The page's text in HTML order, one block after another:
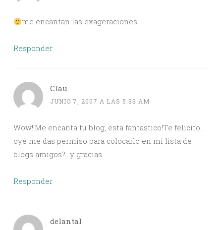
me encantan las exageraciones.
Responder
Clau
JUNIO 7, 2007 A LAS 5:33 AM
Wow!!Me encanta tu blog, esta fantastico!Te felicito..
oye me das permiso para colocarlo en mi lista de
blogs amigos?…y gracias.
Responder
delantal